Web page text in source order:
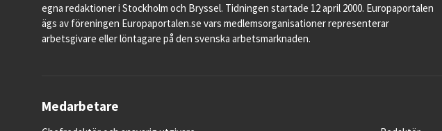
egna redaktioner i Stockholm och Bryssel. Tidningen startade 12 april 2000. Europaportalen
ägs av föreningen Europaportalen.se vars medlemsorganisationer representerar
arbetsgivare eller löntagare på den svenska arbetsmarknaden.
Medarbetare